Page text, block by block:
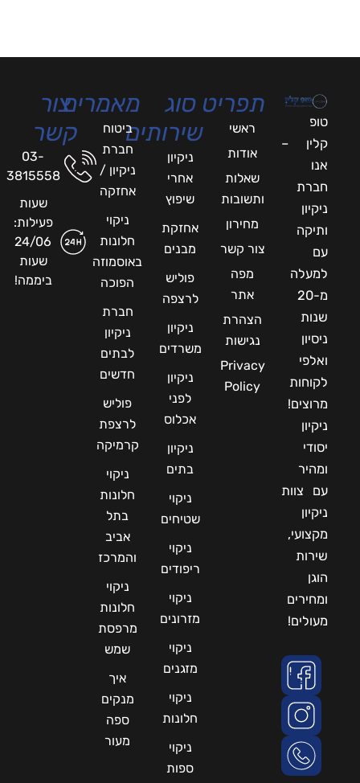
טופ
קלין –
אנו
חברת
ניקיון
ותיקה
עם
למעלה
מ-20
שנות
ניסיון
ואלפי
לקוחות
מרוצים!
ניקיון
יסודי
ומהיר
עם צוות
ניקיון
מקצועי,
שירות
הוגן
ומחירים
מעולים!
תפריט
ראשי
אודות
שאלות
ותשובות
מחירון
צור קשר
מפה
אתר
הצהרת
נגישות
Privacy
Policy
סוג
שירותים
ניקיון
אחרי
שיפוץ
אחזקת
מבנים
פוליש
לרצפה
ניקיון
משרדים
ניקיון
לפני
אכלוס
ניקיון
בתים
ניקוי
שטיחים
ניקוי
ריפודים
ניקוי
מזרונים
ניקוי
מזגנים
ניקוי
חלונות
ניקוי
ספות
מאמרים
ביטוח
חברת
ניקיון /
אחזקה
ניקוי
חלונות
באוסמוזה
הפוכה
חברת
ניקיון
לבתים
חדשים
פוליש
לרצפת
קרמיקה
ניקוי
חלונות
בתל
אביב
והמרכז
ניקוי
חלונות
מרפסת
שמש
איך
מנקים
ספה
מעור
צור
קשר
03-
3815558
שעות
פעילות:
24/06
שעות
ביממה!